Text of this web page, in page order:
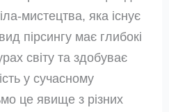
мистецтва, яка існує
пірсингу має глибокі
світу та здобуває
у сучасному
це явище з різних